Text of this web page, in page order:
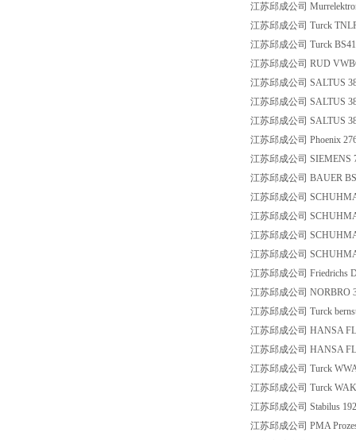
江苏邱成公司
江苏邱成公司 Turck
江苏邱成公司 Turck
江苏邱成公司 RUD
江苏邱成公司 SALTUS
江苏邱成公司 SALTUS
江苏邱成公司 SALTUS
江苏邱成公司 Phoenix
江苏邱成公司 SIEMENS
江苏邱成公司 BAUER
江苏邱成公司
江苏邱成公司
江苏邱成公司
江苏邱成公司
江苏邱成公司 Friedrichs
江苏邱成公司 NORBRO
江苏邱成公司 Turck
江苏邱成公司 HANSA
江苏邱成公司 HANSA
江苏邱成公司 Turck
江苏邱成公司 Turck
江苏邱成公司 Stabilus
江苏邱成公司 PMA